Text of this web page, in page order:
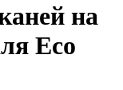
на
Eco